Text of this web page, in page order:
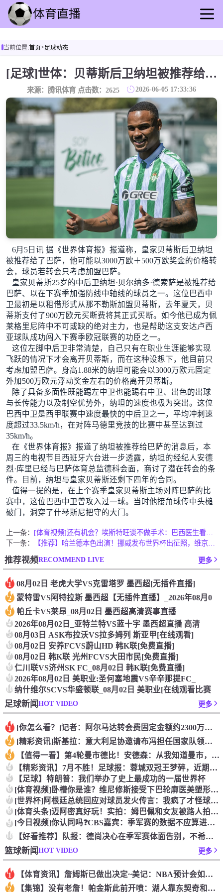
足球直播
篮球直播
足球录像
篮球录播
足球动态
篮球速报
全球联赛
当前位置:首页>足球动态
[足球]世体：贝蒂斯后卫纳坦被推荐给巴萨，可能以3000万＋500万欧转会
来源：腾讯体育 点击数： 2625 2026-06-05 17:33:36
6月5日讯 据《世界体育报》报道称，皇家贝蒂斯后卫纳坦
被推荐给了巴萨，他可能以3000万欧＋500万欧奖金的价格转
会，球员若转会只考虑加盟巴萨。
皇家贝蒂斯25岁的中后卫纳坦·贝尔纳多·德索萨是被推荐给
巴萨、以在下赛季加强防线中轴线的球员之一。这位巴西中
卫最初是以租借形式从那不勒斯加盟贝蒂斯，去年夏天，贝
蒂斯支付了900万欧元买断费将其正式买断。如今他已成为佩
莱格里尼阵中不可或缺的绝对主力，也是帮助这支安达卢西
亚球队成功闯入下赛季欧冠联赛的功臣之一。
这位左脚中后卫非常清楚，自己只有在职业生涯能够实现
飞跃的情况下才会离开贝蒂斯，而在这种设想下，他目前只
考虑加盟巴萨。身高1.88米的纳坦可能会以3000万欧元固定
外加500万欧元浮动奖金左右的价格离开贝蒂斯。
除了具备多面性既能踢左中卫也能踢右中卫、出色的出球
与长传能力以及制空优势外，纳坦的速度也极为突出。这位
巴西中卫是西甲联赛中速度最快的中后卫之一，平均冲刺速
度超过33.5km/h，在对阵马德里竞技的比赛中甚至达到过
35km/h。
在《世界体育报》报道了纳坦被推荐给巴萨的消息后，本
周三的电视节目西班牙六台进一步透露，纳坦的经纪人安德
烈·库里已经与巴萨体育总监德科会面，商讨了潜在转会的条
件。目前，纳坦与皇家贝蒂斯还剩下四年的合同。
值得一提的是，在上个赛季皇家贝蒂斯主场对阵巴萨的比
赛中，这位巴西中卫曾攻入过一球。当时他接角球传中头槌
破门，洞穿了什琴斯尼把守的大门。
上一条：
[体育视频]还有机会？埃斯特旺谈不做手术：巴西医生看了片子表
下一条：
【推荐】哈兰德本色出演！挪威发布世界杯出征照，维京风格创意感
推荐视频RECOMMEND LIVE 更多
1 08月02日 老虎大学VS克雷塔罗 墨西超[无插件直播]
2 蒙特雷VS阿特拉斯 墨西超【无插件直播】_2026年08月0
3 帕丘卡VS莱昂_08月02日 墨西超高清赛事直播
4 2026年08月02日_亚特兰特VS蓝十字 墨西超直播 高清
5 08月03日 ASK布拉沃VS拉多姆列 斯亚甲[在线观看]
6 08月02日 安养FCVS蔚山HD 韩K联[免费直播]
7 08月02日 韩K联 光州FCVS大田市民[免费直播]
8 仁川联VS济州SK FC_08月02日 韩K联[免费直播]
9 2026年08月02日 美职业:圣何塞地震VS辛辛那提FC_
10纳什维尔SCVS华盛顿联_08月02日 美职业[在线观看比赛
足球新闻HOT VIDEO 更多
1 [你怎么看？]记者：阿尔马达转会费固定金额约2300万欧，外
2 [精彩资讯]斯基拉：意大利足协邀请布冯担任国家队领队，但遭到
3 【值得一看】第4轮曼市德比！安德森：从我知道曼市，曼城就是这
4 【精彩资讯】7月不胜！足球报：蓉城双冠王梦碎，近期成绩下滑要
5 【足球】特朗普：我们举办了史上最成功的一届世界杯
6 [体育视频]卧槽你是谁？维尼修斯接受下巴轮廓医美塑形，突然变
7 [世界杯]阿根廷总统回应对球员发火传言：我疯了才怪球员？全是
8 [体育头条]迈阿密真好玩！实拍：姆巴佩和女友被路人拍到在夜店
9 [今日视频]你认同吗❓️CBS嘉宾：季军赛的数据不应算进去，
10 【好看推荐】队报：德尚决心在季军赛体面告别，不希望以两连败收
篮球新闻HOT VIDEO 更多
1 【体育资讯】詹姆斯已做出决定~美记：NBA预计会如期公布新赛
2 【集锦】没有老詹！帕金斯此前开喷：湖人靠东契奇和里夫斯没人会